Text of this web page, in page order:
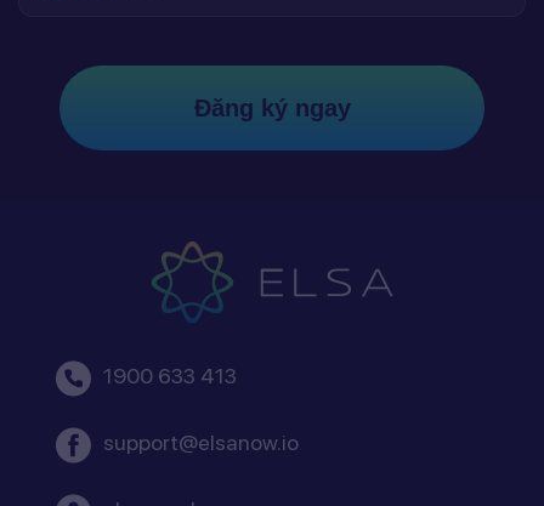
Đăng ký ngay
1900 633 413
support@elsanow.io